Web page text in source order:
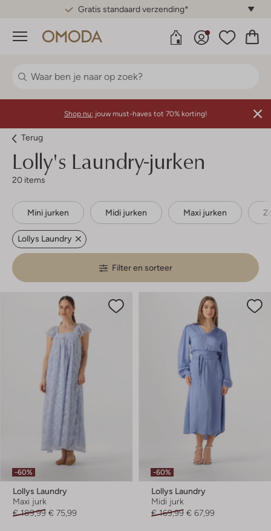
Gratis standaard verzending*
Menu
Shop nu: jouw must-haves tot 70% korting!
Terug
Lolly's Laundry-jurken
20 items
Mini jurken Midi jurken Maxi jurken
Lollys Laundry
Filter en sorteer
-60%
Lollys Laundry
Maxi jurk
€ 189,99 € 75,99
-60%
Lollys Laundry
Midi jurk
€ 169,99 € 67,99